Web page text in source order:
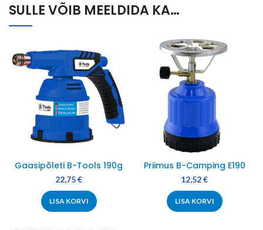
SULLE VÕIB MEELDIDA KA…
Gaasipõleti B-Tools 190g
22,75€
LISA KORVI
Priimus B-Camping E190
12,52€
LISA KORVI